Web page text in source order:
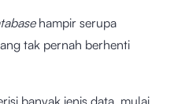
hampir serupa
tak pernah berhenti
banyak jenis data, mulai